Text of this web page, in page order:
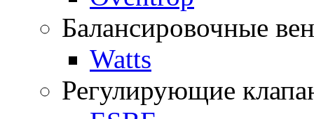
Балансировочные
Watts
Регулирующие